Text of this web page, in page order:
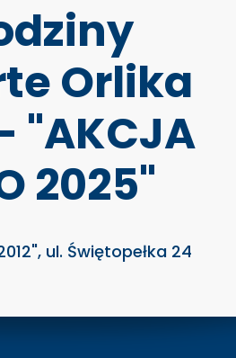
Orlika
"AKCJA
2025"
ul. Świętopełka 24